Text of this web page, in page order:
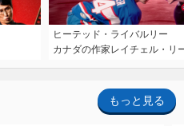
ヒーテッド・ライバルリー
カナダの作家レイチェル・リ
もっと見る